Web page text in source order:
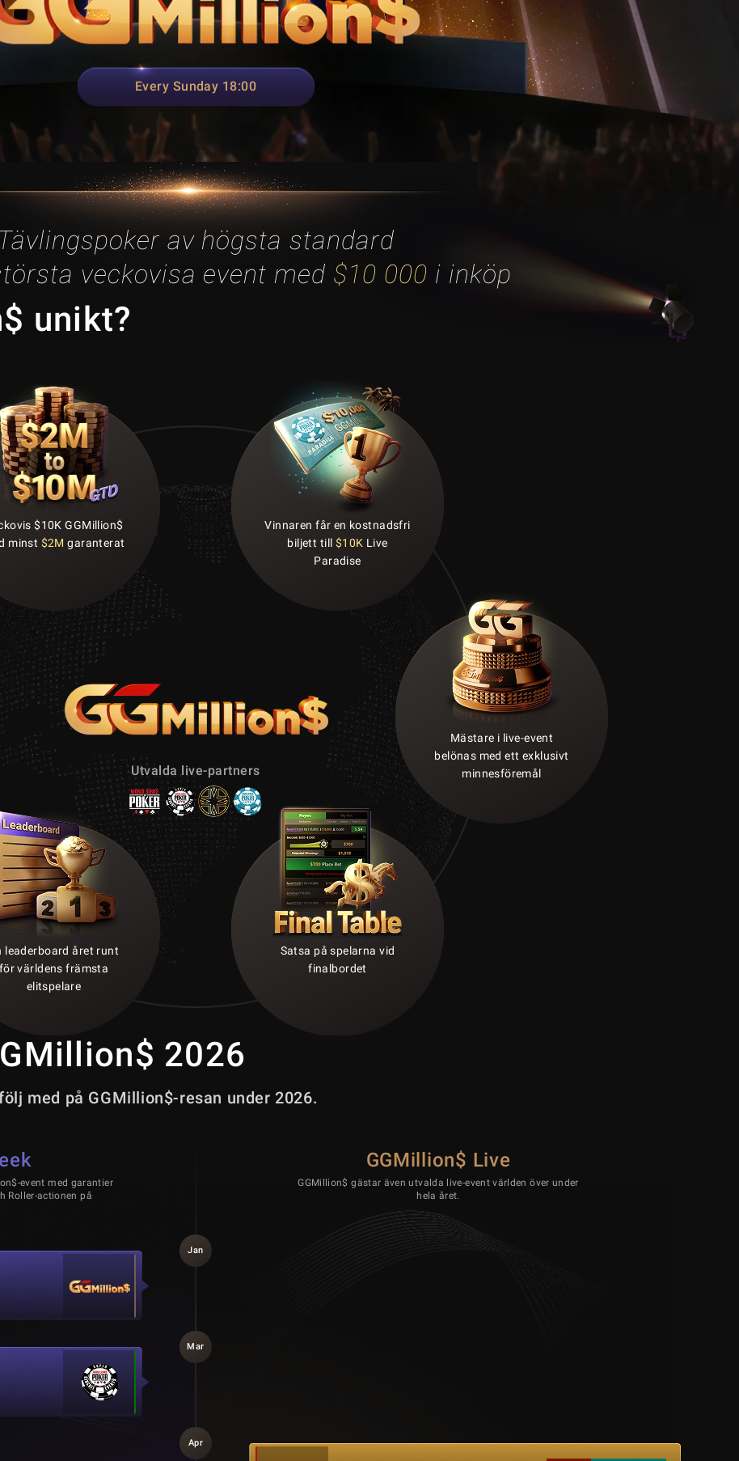
Every Sunday 18:00
Tävlingspoker av högsta standard
veckovisa event med $10 000 i inköp
unikt?
Utvalda live-partners
$10K GGMillion$
minst $2M garanterat
Vinnaren får en kostnadsfri
biljett till $10K Live
Paradise
Mästare i live-event
belönas med ett exklusivt
minnesföremål
leaderboard året runt
för världens främsta
elitspelare
Satsa på spelarna vid
finalbordet
2026
med på GGMillion$-resan under 2026.
event med garantier
Roller-actionen på
GGMillion$ Live
GGMillion$ gästar även utvalda live-event världen över under
hela året.
Jan
Mar
Apr